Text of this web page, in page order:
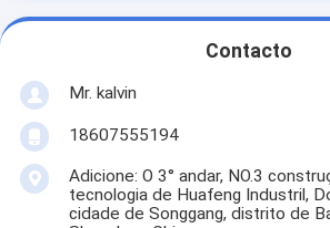
Contacto
Mr. kalvin
18607555194
Adicione: O 3° andar, NO.3
tecnologia de Huafeng Industril,
cidade de Songgang, distrito de